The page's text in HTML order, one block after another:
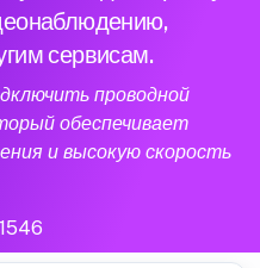
сервисам.
проводной
обеспечивает
и высокую скорость
1546